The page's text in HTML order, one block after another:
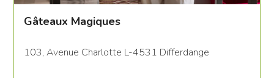
Gâteaux Magiques
103, Avenue Charlotte L-4531 Differdange